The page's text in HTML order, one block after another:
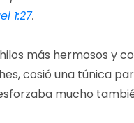
1:27.
más hermosos y
cosió una túnica
mucho